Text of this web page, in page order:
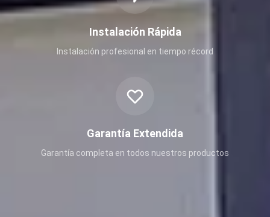
Instalación Rápida
Instalación profesional en tiempo récord
Garantía Extendida
Garantía completa en todos nuestros productos